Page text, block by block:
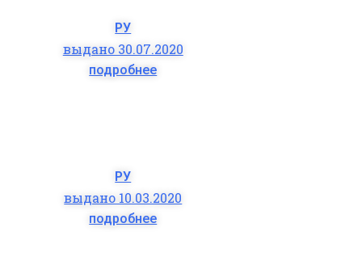
РУ
выдано 30.07.2020
подробнее
РУ
выдано 10.03.2020
подробнее